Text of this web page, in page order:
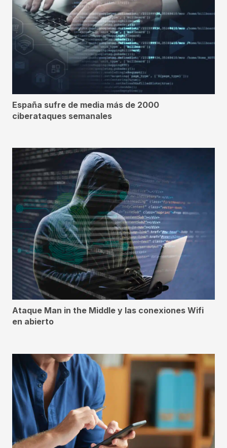
España sufre de media más de 2000
ciberataques semanales
Ataque Man in the Middle y las conexiones Wifi
en abierto